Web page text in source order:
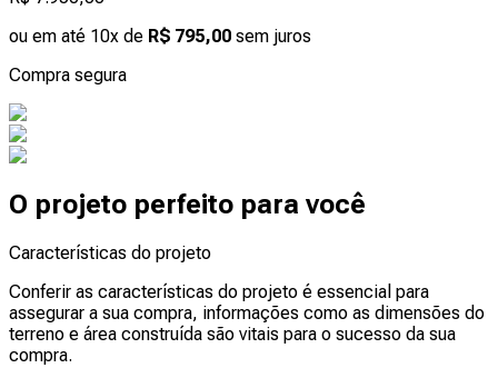
ou em até 10x de R$ 795,00 sem juros
Compra segura
O projeto perfeito para você
Características do projeto
Conferir as características do projeto é essencial para
assegurar a sua compra, informações como as dimensões do
terreno e área construída são vitais para o sucesso da sua
compra.